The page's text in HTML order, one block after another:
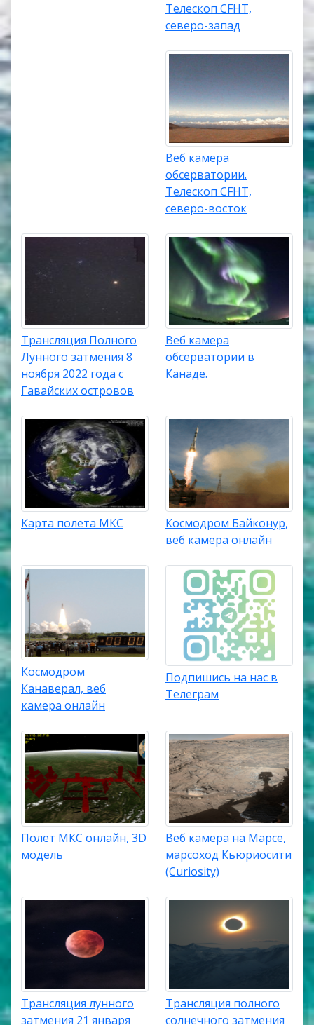
Телескоп CFHT,
северо-запад
Веб камера
обсерватории.
Телескоп CFHT,
северо-восток
Трансляция Полного
Лунного затмения 8
ноября 2022 года с
Гавайских островов
Веб камера
обсерватории в
Канаде.
Карта полета МКС
Космодром Байконур,
веб камера онлайн
Космодром
Канаверал, веб
камера онлайн
Подпишись на нас в
Телеграм
Полет МКС онлайн, 3D
модель
Веб камера на Марсе,
марсоход Кьюриосити
(Curiosity)
Трансляция лунного
затмения 21 января
Трансляция полного
солнечного затмения